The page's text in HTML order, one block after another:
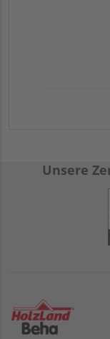
Unsere